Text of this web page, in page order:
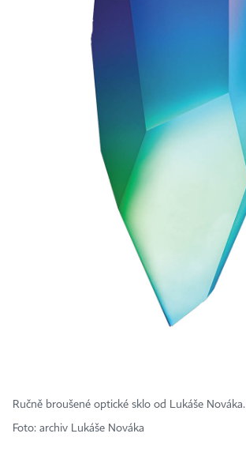
Ručně broušené optické sklo od Lukáše Nováka.
Foto: archiv Lukáše Nováka